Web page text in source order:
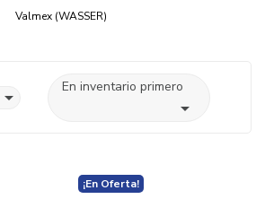
Valmex (WASSER)

En inventario primero

¡En Oferta!